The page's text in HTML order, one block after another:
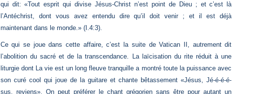
qui dit: «Tout esprit qui divise Jésus-Christ n’est point de Dieu ; et c’est là
l’Antéchrist, dont vous avez entendu dire qu’il doit venir ; et il est déjà
maintenant dans le monde.» (I.4:3).
Ce qui se joue dans cette affaire, c’est la suite de Vatican II, autrement dit
l’abolition du sacré et de la transcendance. La laïcisation du rite réduit à une
liturgie dont La vie est un long fleuve tranquille a montré toute la puissance avec
son curé cool qui joue de la guitare et chante bêtassement «Jésus, Jé-é-é-é-
sus, reviens». On peut préférer le chant grégorien sans être pour autant un